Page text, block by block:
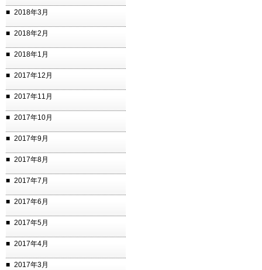
2018年3月
2018年2月
2018年1月
2017年12月
2017年11月
2017年10月
2017年9月
2017年8月
2017年7月
2017年6月
2017年5月
2017年4月
2017年3月